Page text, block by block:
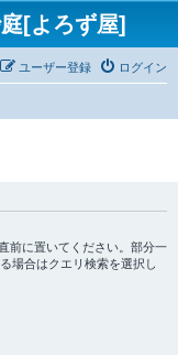
[よろず屋]
ログイン
ユーザー登録
前に置いてください。部分一
場合はクエリ検索を選択し